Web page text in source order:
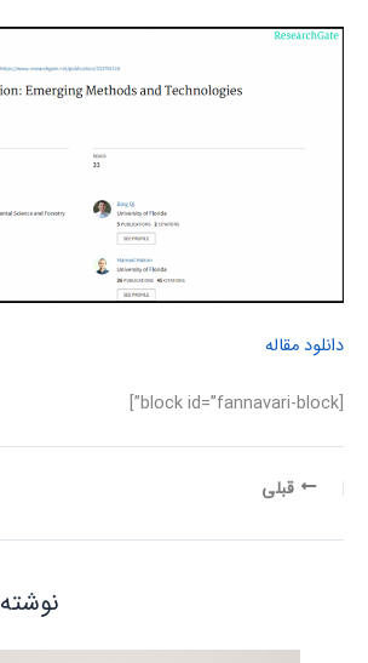
دانلود مقاله
[block id=”fannavari-block”]
قبلی